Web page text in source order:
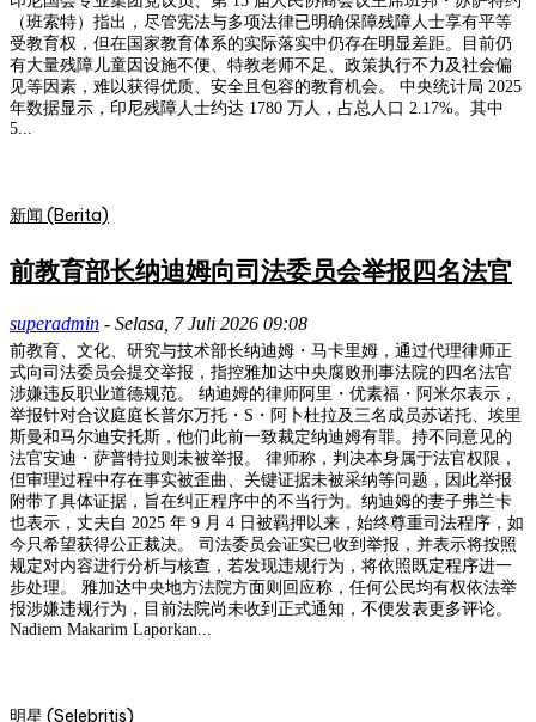
（班索特）指出，尽管宪法与多项法律已明确保障残障人士享有平等
受教育权，但在国家教育体系的实际落实中仍存在明显差距。目前仍
有大量残障儿童因设施不便、特教老师不足、政策执行不力及社会偏
见等因素，难以获得优质、安全且包容的教育机会。 中央统计局 2025
年数据显示，印尼残障人士约达 1780 万人，占总人口 2.17%。其中
5...
新闻 (Berita)
前教育部长纳迪姆向司法委员会举报四名法官
superadmin - Selasa, 7 Juli 2026 09:08
前教育、文化、研究与技术部长纳迪姆・马卡里姆，通过代理律师正
式向司法委员会提交举报，指控雅加达中央腐败刑事法院的四名法官
涉嫌违反职业道德规范。 纳迪姆的律师阿里・优素福・阿米尔表示，
举报针对合议庭庭长普尔万托・S・阿卜杜拉及三名成员苏诺托、埃里
斯曼和马尔迪安托斯，他们此前一致裁定纳迪姆有罪。持不同意见的
法官安迪・萨普特拉则未被举报。 律师称，判决本身属于法官权限，
但审理过程中存在事实被歪曲、关键证据未被采纳等问题，因此举报
附带了具体证据，旨在纠正程序中的不当行为。纳迪姆的妻子弗兰卡
也表示，丈夫自 2025 年 9 月 4 日被羁押以来，始终尊重司法程序，如
今只希望获得公正裁决。 司法委员会证实已收到举报，并表示将按照
规定对内容进行分析与核查，若发现违规行为，将依照既定程序进一
步处理。 雅加达中央地方法院方面则回应称，任何公民均有权依法举
报涉嫌违规行为，目前法院尚未收到正式通知，不便发表更多评论。
Nadiem Makarim Laporkan...
明星 (Selebritis)